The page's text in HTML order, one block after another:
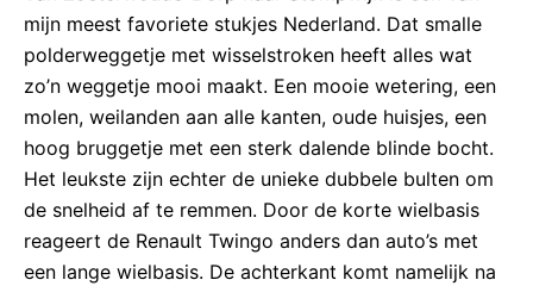
mijn meest favoriete stukjes Nederland. Dat smalle
polderweggetje met wisselstroken heeft alles wat
zo’n weggetje mooi maakt. Een mooie wetering, een
molen, weilanden aan alle kanten, oude huisjes, een
hoog bruggetje met een sterk dalende blinde bocht.
Het leukste zijn echter de unieke dubbele bulten om
de snelheid af te remmen. Door de korte wielbasis
reageert de Renault Twingo anders dan auto’s met
een lange wielbasis. De achterkant komt namelijk na